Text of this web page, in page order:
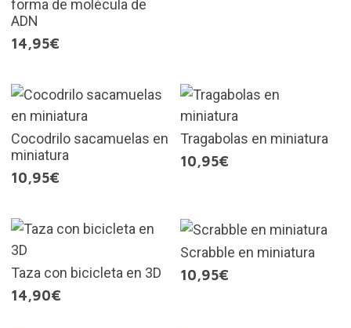
forma de molécula de
ADN
14,95€
Cocodrilo sacamuelas en
miniatura
10,95€
Tragabolas en miniatura
10,95€
Taza con bicicleta en 3D
14,90€
Scrabble en miniatura
10,95€